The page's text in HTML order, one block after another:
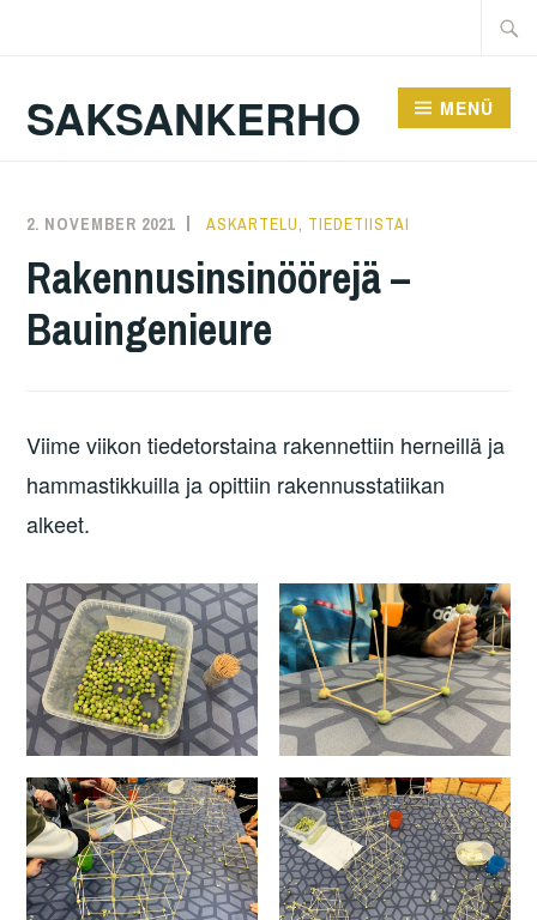
Suche
SAKSANKERHO MENÜ
2. NOVEMBER 2021 KAREN
ASKARTELU TIEDETIISTAI
Rakennusinsinöörejä –
Bauingenieure
Viime viikon tiedetorstaina rakennettiin herneillä ja
hammastikkuilla ja opittiin rakennusstatiikan
alkeet.